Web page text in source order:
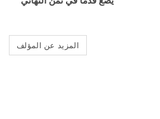
المزيد عن المؤلف